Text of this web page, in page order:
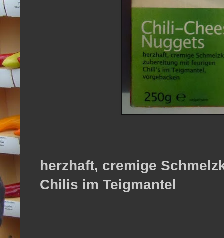
herzhaft, cremige
Chilis im Teigmantel